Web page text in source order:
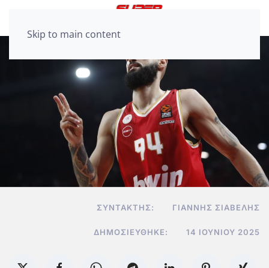
Skip to main content
ΣΥΝΤΆΚΤΗΣ: ΓΙΆΝΝΗΣ ΣΙΑΒΕΛΉΣ
ΔΗΜΟΣΙΕΎΘΗΚΕ: 14 ΙΟΥΝΊΟΥ 2025